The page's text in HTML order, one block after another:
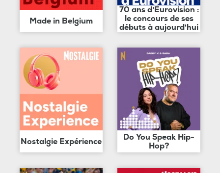
Made in Belgium
70 ans d'Eurovision :
le concours de ses
débuts à aujourd'hui
Nostalgie Expérience
Do You Speak Hip-
Hop?